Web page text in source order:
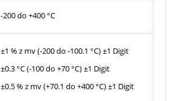
-200 do +400 °C
±1 % z mv (-200 do -100.1 °C) ±1 Digit
±0.3 °C (-100 do +70 °C) ±1 Digit
±0.5 % z mv (+70.1 do +400 °C) ±1 Digit